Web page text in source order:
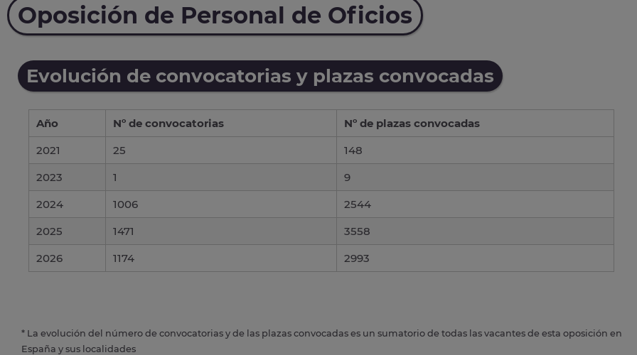
Oposición de Personal de Oficios
Evolución de convocatorias y plazas convocadas
Año Nº de convocatorias
Nº de plazas convocadas
2021
25
148
2023
1
9
2024
1006
2544
2025
1471
3558
2026
1174 2993
* La evolución del número de convocatorias y de las plazas convocadas es un sumatorio de todas las vacantes de esta oposición en
España y sus localidades